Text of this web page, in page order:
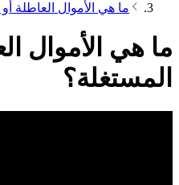
ما هي الأموال العاطلة
ما هي الأموال
المستغلة؟